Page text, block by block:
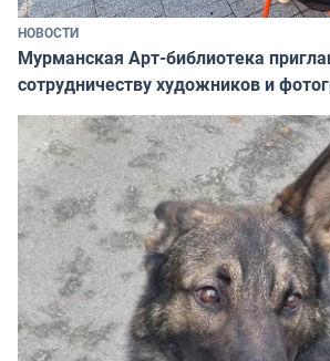
НОВОСТИ
Мурманская Арт-библиотека
сотрудничеству художников и